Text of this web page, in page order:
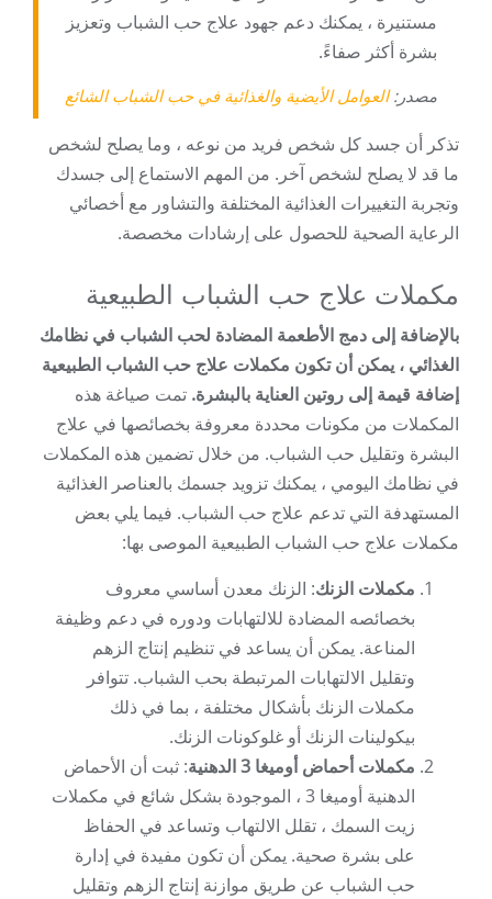
مستنيرة ، يمكنك دعم جهود علاج حب الشباب وتعزيز
بشرة أكثر صفاءً.
مصدر:العوامل الأيضية والغذائية في حب الشباب الشائع
تذكر أن جسد كل شخص فريد من نوعه ، وما يصلح لشخص
ما قد لا يصلح لشخص آخر. من المهم الاستماع إلى جسدك
وتجربة التغييرات الغذائية المختلفة والتشاور مع أخصائي
الرعاية الصحية للحصول على إرشادات مخصصة.
مكملات علاج حب الشباب الطبيعية
بالإضافة إلى دمج الأطعمة المضادة لحب الشباب في نظامك
الغذائي ، يمكن أن تكون مكملات علاج حب الشباب الطبيعية
إضافة قيمة إلى روتين العناية بالبشرة. تمت صياغة هذه
المكملات من مكونات محددة معروفة بخصائصها في علاج
البشرة وتقليل حب الشباب. من خلال تضمين هذه المكملات
في نظامك اليومي ، يمكنك تزويد جسمك بالعناصر الغذائية
المستهدفة التي تدعم علاج حب الشباب. فيما يلي بعض
مكملات علاج حب الشباب الطبيعية الموصى بها:
مكملات الزنك: الزنك معدن أساسي معروف
بخصائصه المضادة للالتهابات ودوره في دعم وظيفة
المناعة. يمكن أن يساعد في تنظيم إنتاج الزهم
وتقليل الالتهابات المرتبطة بحب الشباب. تتوافر
مكملات الزنك بأشكال مختلفة ، بما في ذلك
بيكولينات الزنك أو غلوكونات الزنك.
مكملات أحماض أوميغا 3 الدهنية
: ثبت أن الأحماض
الدهنية أوميغا 3 ، الموجودة بشكل شائع في مكملات
زيت السمك ، تقلل الالتهاب وتساعد في الحفاظ
على بشرة صحية. يمكن أن تكون مفيدة في إدارة
حب الشباب عن طريق موازنة إنتاج الزهم وتقليل